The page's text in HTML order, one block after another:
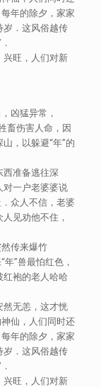
年的除夕，家家
岁．这风俗越传
旺，人们对新
凶猛异常，
畜伤害人命，因
，以躲避“年”的
西准备逃往深
对一户老婆婆说
众人不信，老婆
见劝他不住，
传来爆竹
”兽最怕红色，
红袍的老人哈哈
然无恙，这才恍
仙，人们同时还
年的除夕，家家
岁．这风俗越传
旺，人们对新